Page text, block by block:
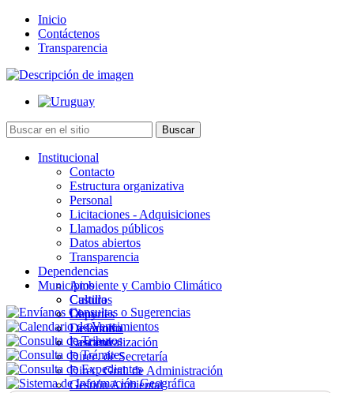
Inicio
Contáctenos
Transparencia
Institucional
Contacto
Estructura organizativa
Personal
Licitaciones - Adquisiciones
Llamados públicos
Datos abiertos
Transparencia
Dependencias
Ambiente y Cambio Climático
Cultura
Deportes
Desarrollo
Descentralización
Direc. de Secretaría
Direc. Gral. de Administración
Gestión Ambiental
Municipios
Castillos
Chuy
La Paloma
Lascano